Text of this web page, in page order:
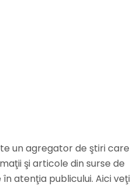
un agregator de ştiri care
şi articole din surse de
atenţia publicului. Aici veţi